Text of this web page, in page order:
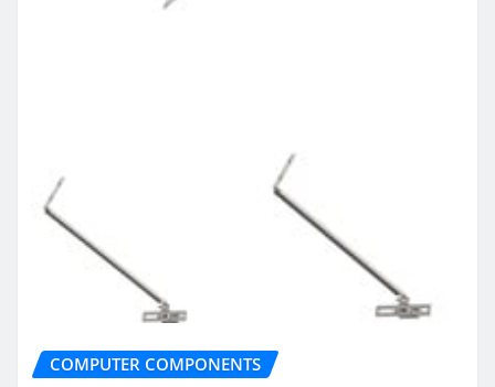
COMPUTER COMPONENTS